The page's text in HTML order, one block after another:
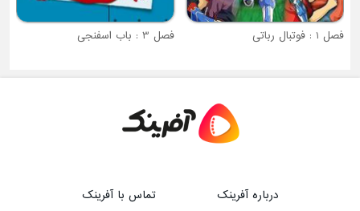
فصل 1 : فوتبال رباتی فصل 3 : باب اسفنجی
درباره آفرینک تماس با آفرینک